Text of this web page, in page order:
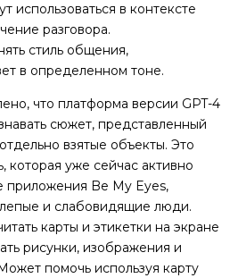
использоваться в контексте
разговора.
стиль общения,
в определенном тоне.
что платформа версии GPT-4
сюжет, представленный
взятые объекты. Это
которая уже сейчас активно
приложения Be My Eyes,
и слабовидящие люди.
карты и этикетки на экране
рисунки, изображения и
помочь используя карту